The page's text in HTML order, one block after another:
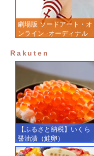
劇場版 ソードアート・オ
ンライン -オーディナル
成品フィギュア
Rakuten
【ふるさと納税】いくら
醤油漬（鮭卵）
【500g（250g×2）】